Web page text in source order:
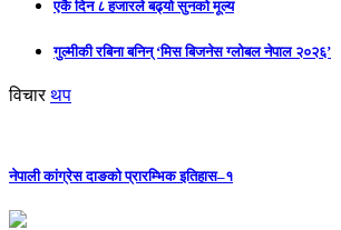
एकै दिन ८ हजारले बढ्यो सुनको मूल्य
गुल्मीकी रबिना बनिन् ‘मिस बिजनेस ग्लोबल नेपाल २०२६’
विचार थप
नेपाली कांग्रेस दाङको प्रारम्भिक इतिहास–१